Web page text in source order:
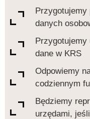
Przygotujemy
danych
Przygotujemy
dane w KRS
Odpowiemy
codziennym
Będziemy
urzędami,